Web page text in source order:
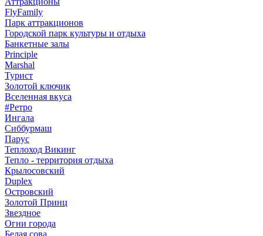
FlyFamily
Парк аттракционов
Городской парк культуры и отдыха
Банкетные залы
Principle
Marshal
Турист
Золотой ключик
Вселенная вкуса
#Ретро
Ингала
Сиббурмаш
Парус
Теплоход Викинг
Тепло - территория отдыха
Крылосовский
Duplex
Островский
Золотой Принц
Звездное
Огни города
Белая сова